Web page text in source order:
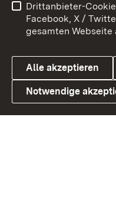
Link zum Landesportal
Barrierefreiheit
Cookies
Drittanbieter-
Facebook, X /
gesamten
Alle akzeptieren
Notwendige